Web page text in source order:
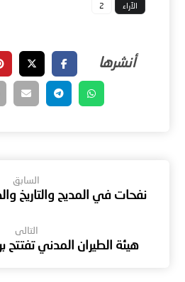
الآراء 2
السابق
نفحات في المديح والتاريخ
التالى
هيئة الطيران المدني